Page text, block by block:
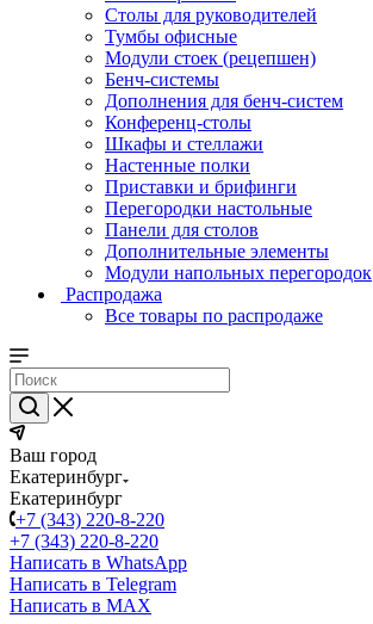
Столы для руководителей
Тумбы офисные
Модули стоек (рецепшен)
Бенч-системы
Дополнения для бенч-систем
Конференц-столы
Шкафы и стеллажи
Настенные полки
Приставки и брифинги
Перегородки настольные
Панели для столов
Дополнительные элементы
Модули напольных перегородок
Распродажа
Все товары по распродаже
Ваш город
Екатеринбург
Екатеринбург
+7 (343) 220-8-220
+7 (343) 220-8-220
Написать в WhatsApp
Написать в Telegram
Написать в MAX